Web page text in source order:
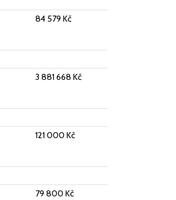
84 579 Kč
3 881 668 Kč
121 000 Kč
79 800 Kč